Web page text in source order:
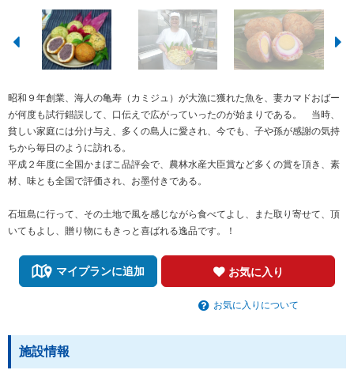
昭和９年創業、海人の亀寿（カミジュ）が大漁に獲れた魚を、妻カマドおばー
が何度も試行錯誤して、口伝えで広がっていったのが始まりである。 当時、
貧しい家庭には分け与え、多くの島人に愛され、今でも、子や孫が感謝の気持
ちから毎日のように訪れる。
平成２年度に全国かまぼこ品評会で、農林水産大臣賞など多くの賞を頂き、素
材、味とも全国で評価され、お墨付きである。
石垣島に行って、その土地で風を感じながら食べてよし、また取り寄せて、頂
いてもよし、贈り物にもきっと喜ばれる逸品です。！
マイプランに追加 お気に入り
お気に入りについて
施設情報